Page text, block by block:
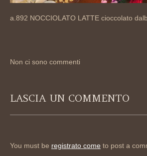
a.892 NOCCIOLATO LATTE cioccolato
Non ci sono commenti
LASCIA UN COMMENTO
You must be registrato come to post a